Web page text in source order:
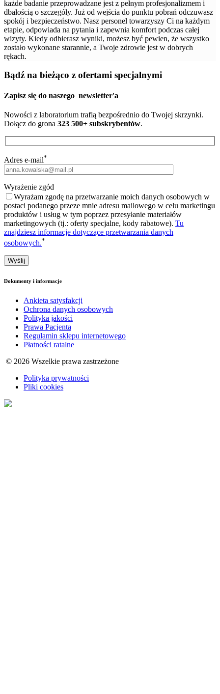
każde badanie przeprowadzane jest z pełnym profesjonalizmem i
dbałością o szczegóły. Już od wejścia do punktu pobrań odczuwasz
spokój i bezpieczeństwo. Nasz personel towarzyszy Ci na każdym
etapie, odpowiada na pytania i zapewnia komfort podczas całej
wizyty. Kiedy odbierasz wyniki, możesz być pewien, że wszystko
zostało wykonane starannie, a Twoje zdrowie jest w dobrych
rękach.
Bądź na bieżąco z ofertami specjalnymi
Zapisz się do naszego newsletter'a
Nowości z laboratorium trafią bezpośrednio do Twojej skrzynki.
Dołącz do grona 323 500+ subskrybentów.
Adres e-mail*
Wyrażenie zgód
Wyrażam zgodę na przetwarzanie moich danych osobowych w
postaci podanego przeze mnie adresu mailowego w celu marketingu
produktów i usług w tym poprzez przesyłanie materiałów
marketingowych (tj.: oferty specjalne, kody rabatowe). Tu
znajdziesz informacje dotyczące przetwarzania danych
osobowych.*
Dokumenty i informacje
Ankieta satysfakcji
Ochrona danych osobowych
Polityka jakości
Prawa Pacjenta
Regulamin sklepu internetowego
Płatności ratalne
© 2026 Wszelkie prawa zastrzeżone
Polityka prywatności
Pliki cookies